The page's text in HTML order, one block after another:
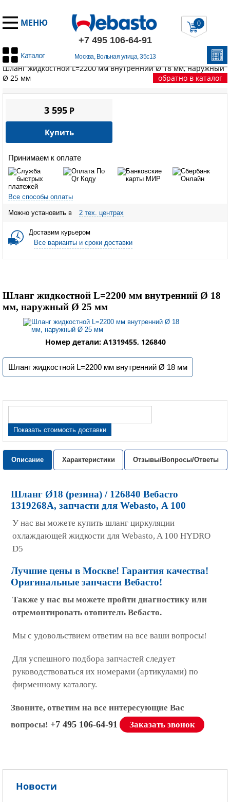
МЕНЮ
+7 495 106-64-91
Москва, Вольная улица, 35с13
Каталог
0
Главная /Запчасти Вебасто/Жидкостной контур
/
Шланг жидкостной L=2200 мм внутренний Ø 18 мм, наружный
Ø 25 мм
обратно в каталог
Принимаем к оплате
Все способы оплаты
Можно установить в 2 тех. центрах
Доставим курьером
Все варианты и сроки доставки
3 595P
Купить
Шланг жидкостной L=2200 мм внутренний Ø 18
мм, наружный Ø 25 мм
Номер детали: A1319455, 126840
Шланг жидкостной L=2200 мм внутренний Ø 18 мм
Показать стоимость доставки
Описание Характеристики Отзывы/Вопросы/Ответы
Шланг Ø18 (резина) / 126840 Вебасто
1319268A, запчасти для Webasto, A 100
У нас вы можете купить шланг циркуляции
охлаждающей жидкости для Webasto, A 100 HYDRO
D5
Лучшие цены в Москве! Гарантия качества!
Оригинальные запчасти Вебасто!
Также у нас вы можете пройти диагностику или
отремонтировать отопитель Вебасто.
Мы с удовольствием ответим на все ваши вопросы!
Для успешного подбора запчастей следует
руководствоваться их номерами (артикулами) по
фирменному каталогу.
Звоните, ответим на все интересующие Вас
вопросы! +7 495 106-64-91 Заказать звонок
Новости